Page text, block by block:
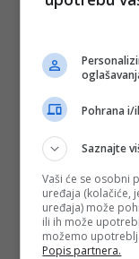
Pohrana i/
Saznajte
Vaši će se osobni
uređaja (kolačiće,
uređaja) može
ili ih može
možemo
Popis partnera.